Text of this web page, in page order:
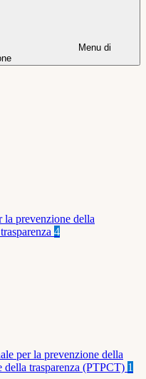
Menu di
la prevenzione della
4
per la prevenzione della
della trasparenza (PTPCT) 1